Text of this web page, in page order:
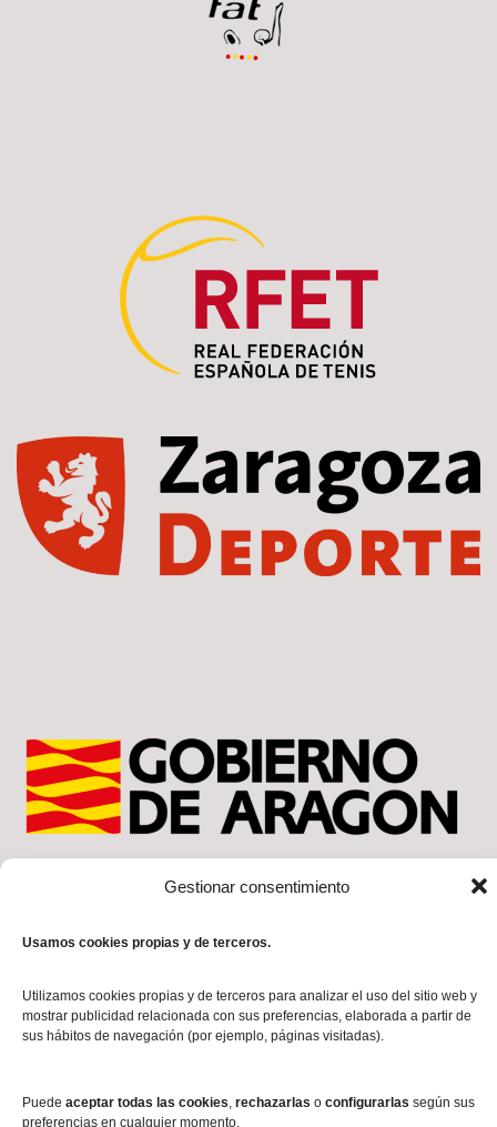
Gestionar consentimiento
Usamos cookies propias y de terceros.
Utilizamos cookies propias y de terceros para analizar el uso del sitio web y
mostrar publicidad relacionada con sus preferencias, elaborada a partir de
sus hábitos de navegación (por ejemplo, páginas visitadas).
Puede aceptar todas las cookies, rechazarlas o configurarlas según sus
preferencias en cualquier momento.
Politica Privacidad Politica Cookies